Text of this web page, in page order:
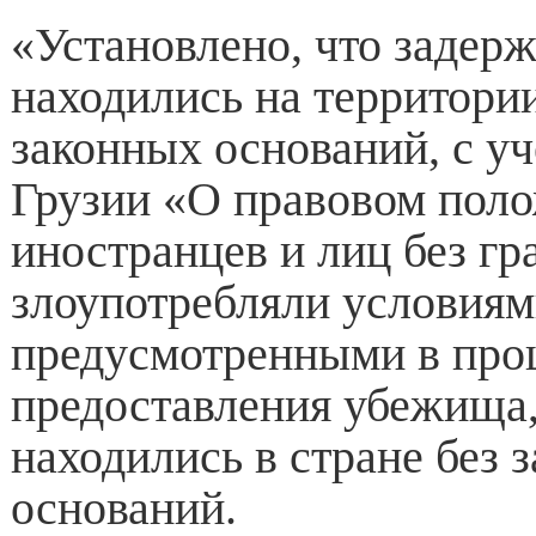
«Установлено, что
находились на
законных оснований, с
Грузии «О правовом
иностранцев и лиц без
злоупотребляли
предусмотренными в
предоставления
находились в стране без
оснований.